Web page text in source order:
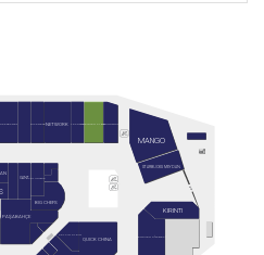
BEYMEN CLUB
BIG CHEFS
CALVIN KLEIN
DIVARESE
GANT
QUICK CHINA
KIRINTI
KRONOTROP
LACOSTE
MANGO
NETWORK
PAŞABAHÇE
PENGUEN KİTABEVİ
STARBUCKS MEYDAN
SECRET